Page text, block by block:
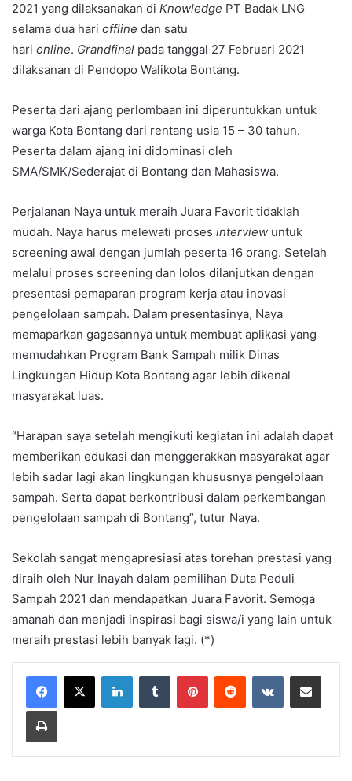
2021 yang dilaksanakan di Knowledge PT Badak LNG
selama dua hari offline dan satu
hari online. Grandfinal pada tanggal 27 Februari 2021
dilaksanan di Pendopo Walikota Bontang.
Peserta dari ajang perlombaan ini diperuntukkan untuk
warga Kota Bontang dari rentang usia 15 – 30 tahun.
Peserta dalam ajang ini didominasi oleh
SMA/SMK/Sederajat di Bontang dan Mahasiswa.
Perjalanan Naya untuk meraih Juara Favorit tidaklah
mudah. Naya harus melewati proses interview untuk
screening awal dengan jumlah peserta 16 orang. Setelah
melalui proses screening dan lolos dilanjutkan dengan
presentasi pemaparan program kerja atau inovasi
pengelolaan sampah. Dalam presentasinya, Naya
memaparkan gagasannya untuk membuat aplikasi yang
memudahkan Program Bank Sampah milik Dinas
Lingkungan Hidup Kota Bontang agar lebih dikenal
masyarakat luas.
“Harapan saya setelah mengikuti kegiatan ini adalah dapat
memberikan edukasi dan menggerakkan masyarakat agar
lebih sadar lagi akan lingkungan khususnya pengelolaan
sampah. Serta dapat berkontribusi dalam perkembangan
pengelolaan sampah di Bontang”, tutur Naya.
Sekolah sangat mengapresiasi atas torehan prestasi yang
diraih oleh Nur Inayah dalam pemilihan Duta Peduli
Sampah 2021 dan mendapatkan Juara Favorit. Semoga
amanah dan menjadi inspirasi bagi siswa/i yang lain untuk
meraih prestasi lebih banyak lagi. (*)
LinkedInTumblr PinterestReddit VKontakteShare via Email
Print